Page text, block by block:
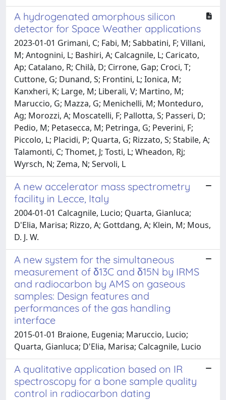
A hydrogenated amorphous silicon
detector for Space Weather applications
2023-01-01 Grimani, C; Fabi, M; Sabbatini, F; Villani,
M; Antognini, L; Bashiri, A; Calcagnile, L; Caricato,
Ap; Catalano, R; Chilà, D; Cirrone, Gap; Croci, T;
Cuttone, G; Dunand, S; Frontini, L; Ionica, M;
Kanxheri, K; Large, M; Liberali, V; Martino, M;
Maruccio, G; Mazza, G; Menichelli, M; Monteduro,
Ag; Morozzi, A; Moscatelli, F; Pallotta, S; Passeri, D;
Pedio, M; Petasecca, M; Petringa, G; Peverini, F;
Piccolo, L; Placidi, P; Quarta, G; Rizzato, S; Stabile, A;
Talamonti, C; Thomet, J; Tosti, L; Wheadon, Rj;
Wyrsch, N; Zema, N; Servoli, L
A new accelerator mass spectrometry
facility in Lecce, Italy
2004-01-01 Calcagnile, Lucio; Quarta, Gianluca;
D'Elia, Marisa; Rizzo, A; Gottdang, A; Klein, M; Mous,
D. J. W.
A new system for the simultaneous
measurement of δ13C and δ15N by IRMS
and radiocarbon by AMS on gaseous
samples: Design features and
performances of the gas handling
interface
2015-01-01 Braione, Eugenia; Maruccio, Lucio;
Quarta, Gianluca; D'Elia, Marisa; Calcagnile, Lucio
A qualitative application based on IR
spectroscopy for a bone sample quality
control in radiocarbon dating